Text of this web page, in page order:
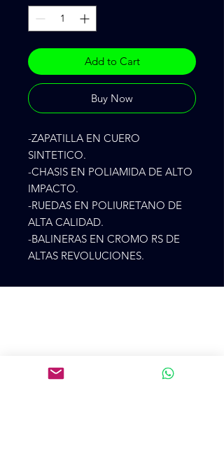
Add to Cart
Buy Now
-ZAPATILLA EN CUERO
SINTETICO.
-CHASIS EN POLIAMIDA DE ALTO
IMPACTO.
-RUEDAS EN POLIURETANO DE
ALTA CALIDAD.
-BALINERAS EN CROMO RS DE
ALTAS REVOLUCIONES.
colpatincomercial@gmail.com